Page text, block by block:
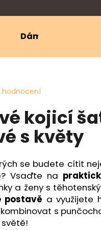
Dámské oblečení
hodnocení
kojicí
s květy
se budete cítit
Vsaďte na
a ženy s
postavě a využijete
s